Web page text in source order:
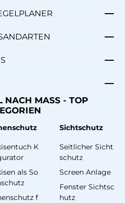
NACH MASS - TOP
K
als So
f
Sichtschutz
Seitlicher Sicht
schutz
Screen Anlage
Fenster Sichtsc
hutz